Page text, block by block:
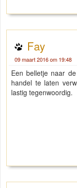
Fay
09 maart 2016 om 19:48
Een belletje naar
handel te laten
lastig tegenwoordig.